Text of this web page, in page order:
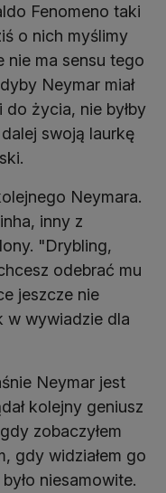
Fenomeno taki
o nich myślimy
nie ma sensu tego
Neymar miał
do życia, nie byłby
swoją laurkę
Neymara.
inny z
"Drybling,
odebrać mu
jeszcze nie
w wywiadzie dla
Neymar jest
kolejny geniusz
zobaczyłem
gdy widziałem go
niesamowite.